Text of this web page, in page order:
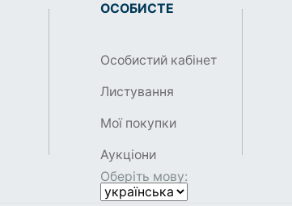
ОСОБИСТЕ
Особистий кабінет
Листування
Мої покупки
Аукціони
Оберіть мову: